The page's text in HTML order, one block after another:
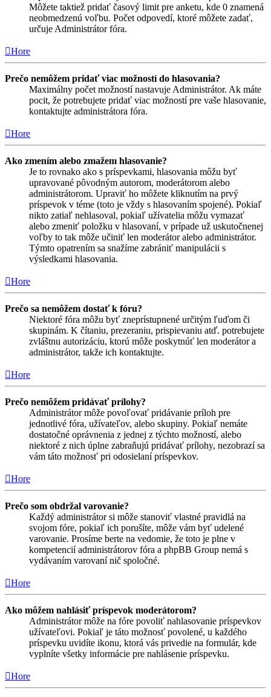
Môžete taktiež pridať časový limit pre anketu, kde 0 znamená
neobmedzenú voľbu. Počet odpovedí, ktoré môžete zadať,
určuje Administrátor fóra.
Hore
Prečo nemôžem pridať viac možností do hlasovania?
Maximálny počet možností nastavuje Administrátor. Ak máte
pocit, že potrebujete pridať viac možností pre vaše hlasovanie,
kontaktujte administrátora fóra.
Hore
Ako zmením alebo zmažem hlasovanie?
Je to rovnako ako s príspevkami, hlasovania môžu byť
upravované pôvodným autorom, moderátorom alebo
administrátorom. Upraviť ho môžete kliknutím na prvý
príspevok v téme (toto je vždy s hlasovaním spojené). Pokiaľ
nikto zatiaľ nehlasoval, pokiaľ užívatelia môžu vymazať
alebo zmeniť položku v hlasovaní, v prípade už uskutočnenej
voľby to tak môže učiniť len moderátor alebo administrátor.
Týmto opatrením sa snažíme zabrániť manipulácii s
výsledkami hlasovania.
Hore
Prečo sa nemôžem dostať k fóru?
Niektoré fóra môžu byť zneprístupnené určitým ľuďom či
skupinám. K čítaniu, prezeraniu, prispievaniu atď. potrebujete
zvláštnu autorizáciu, ktorú môže poskytnúť len moderátor a
administrátor, takže ich kontaktujte.
Hore
Prečo nemôžem pridávať prílohy?
Administrátor môže povoľovať pridávanie príloh pre
jednotlivé fóra, užívateľov, alebo skupiny. Pokiaľ nemáte
dostatočné oprávnenia z jednej z týchto možností, alebo
niektoré z nich úplne zabraňujú pridávať prílohy, nezobrazí sa
vám táto možnosť pri odosielaní príspevkov.
Hore
Prečo som obdržal varovanie?
Každý administrátor si môže stanoviť vlastné pravidlá na
svojom fóre, pokiaľ ich porušíte, môže vám byť udelené
varovanie. Prosíme berte na vedomie, že toto je plne v
kompetencií administrátorov fóra a phpBB Group nemá s
vydávaním varovaní nič spoločné.
Hore
Ako môžem nahlásiť príspevok moderátorom?
Administrátor môže na fóre povoliť nahlasovanie príspevkov
užívateľovi. Pokiaľ je táto možnosť povolené, u každého
príspevku uvidíte ikonu, ktorá vás privedie na formulár, kde
vyplníte všetky informácie pre nahlásenie príspevku.
Hore